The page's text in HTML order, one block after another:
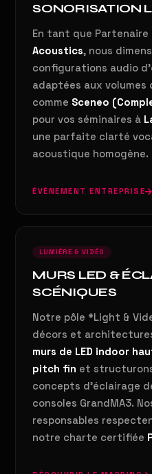
SONORISATION
En tant que
Acoustics, nous
configurations audio
adaptées aux volumes
comme Sceneo
pour vos séminaires à
une parfaite clarté
acoustique homogène.
ÉVÉNEMENT ENTREPRISE
LUMIÈRE & VIDÉO
MURS LED &
SCÉNIQUES
Notre pôle *Light &
décors et
murs de LED indoor
pitch fin et
concepts d'éclairage
consoles GrandMA3.
responsables
notre charte certifiée